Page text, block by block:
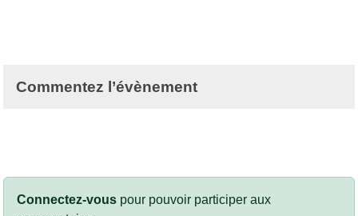
Commentez l’évènement
Connectez-vous pour pouvoir participer aux